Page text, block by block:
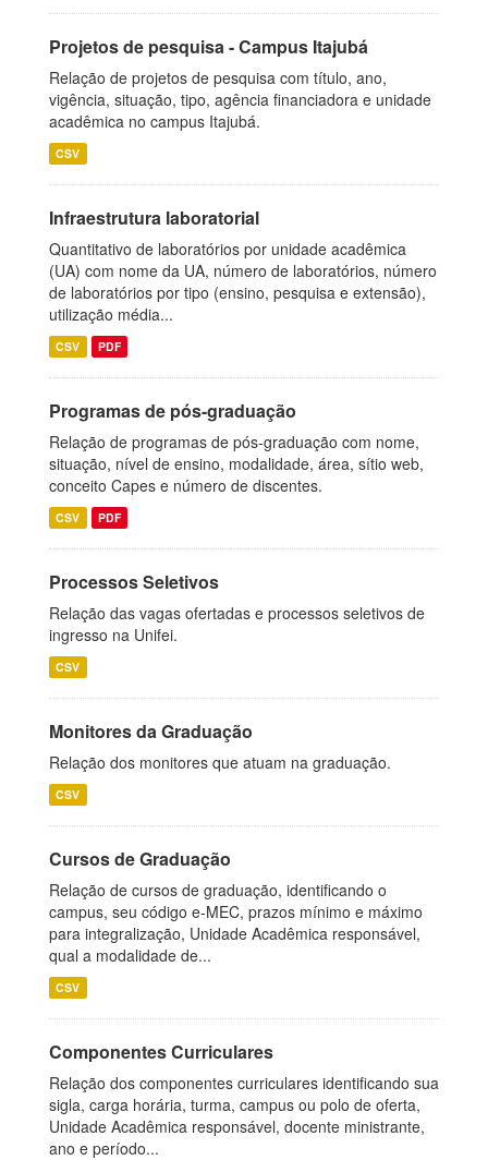
Projetos de pesquisa - Campus Itajubá
Relação de projetos de pesquisa com título, ano,
vigência, situação, tipo, agência financiadora e unidade
acadêmica no campus Itajubá.
CSV
Infraestrutura laboratorial
Quantitativo de laboratórios por unidade acadêmica
(UA) com nome da UA, número de laboratórios, número
de laboratórios por tipo (ensino, pesquisa e extensão),
utilização média...
CSV PDF
Programas de pós-graduação
Relação de programas de pós-graduação com nome,
situação, nível de ensino, modalidade, área, sítio web,
conceito Capes e número de discentes.
CSV PDF
Processos Seletivos
Relação das vagas ofertadas e processos seletivos de
ingresso na Unifei.
CSV
Monitores da Graduação
Relação dos monitores que atuam na graduação.
CSV
Cursos de Graduação
Relação de cursos de graduação, identificando o
campus, seu código e-MEC, prazos mínimo e máximo
para integralização, Unidade Acadêmica responsável,
qual a modalidade de...
CSV
Componentes Curriculares
Relação dos componentes curriculares identificando sua
sigla, carga horária, turma, campus ou polo de oferta,
Unidade Acadêmica responsável, docente ministrante,
ano e período...